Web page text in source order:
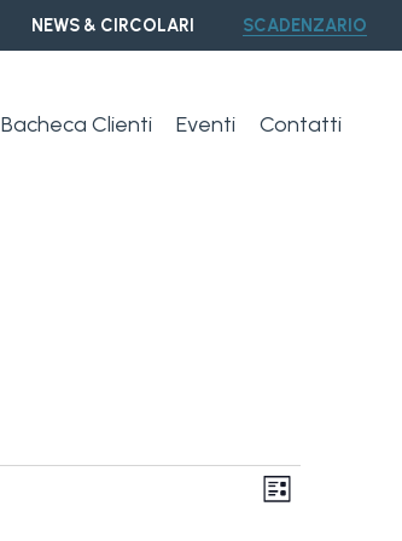
NEWS & CIRCOLARI SCADENZARIO
Bacheca Clienti Eventi Contatti
Lista